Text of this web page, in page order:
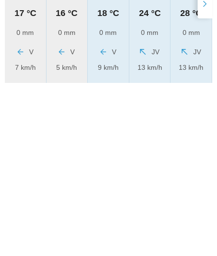
17 °C
0 mm
V
7 km/h
16 °C
0 mm
V
5 km/h
18 °C
0 mm
V
9 km/h
24 °C
0 mm
JV
13 km/h
28 °C
0 mm
JV
13 km/h